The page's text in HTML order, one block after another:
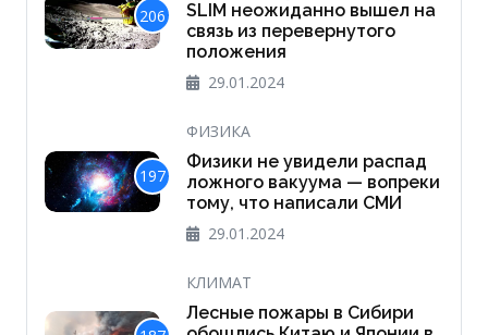
206
SLIM неожиданно вышел на
связь из перевернутого
положения
29.01.2024
197
ФИЗИКА
Физики не увидели распад
ложного вакуума — вопреки
тому, что написали СМИ
29.01.2024
КЛИМАТ
Лесные пожары в Сибири